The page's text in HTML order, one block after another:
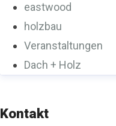
eastwood
holzbau
Veranstaltungen
Dach + Holz
Kontakt